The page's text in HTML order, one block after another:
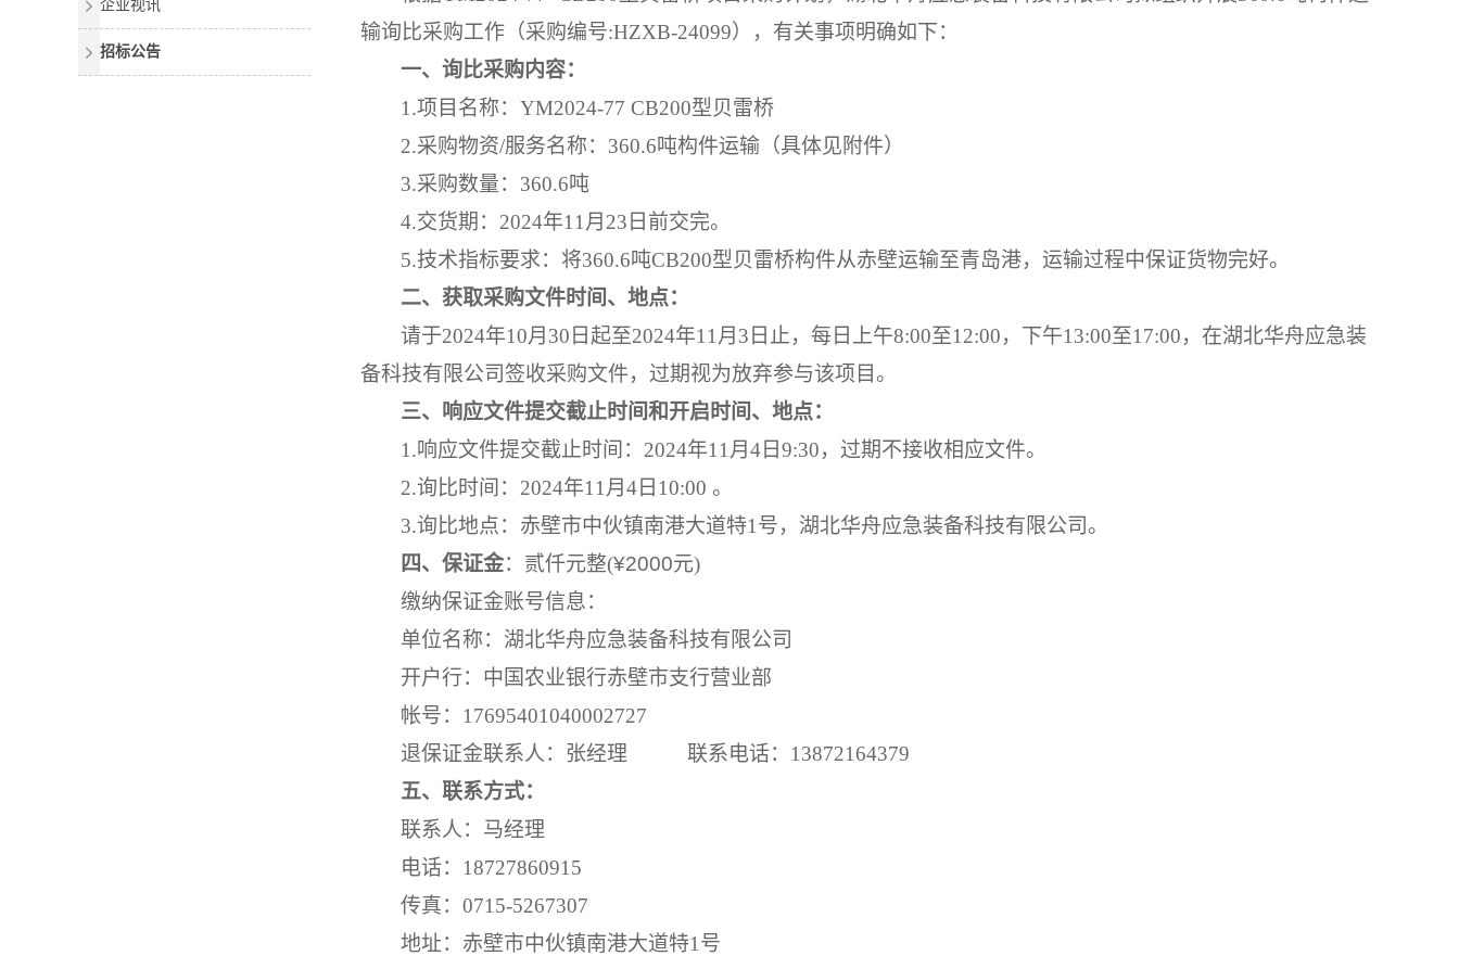
企业视讯
招标公告
输询比采购工作（采购编号:HZXB-24099），有关事项明确如下：
一、询比采购内容：
1.项目名称：YM2024-77 CB200型贝雷桥
2.采购物资/服务名称： 360.6吨构件运输（具体见附件）
3.采购数量： 360.6吨
4.交货期： 2024年11 月 23 日前交完。
5.技术指标要求： 将360.6吨CB200型贝雷桥构件从赤壁运输至青岛港，运输过程中保证货物完好。
二、获取采购文件时间、地点：
请于2024年10月 30 日起至2024年11 月 3 日止，每日上午8:00至12:00，下午13:00至17:00，在湖北华舟应急装
备科技有限公司签收采购文件，过期视为放弃参与该项目。
三、响应文件提交截止时间和开启时间、地点：
1.响应文件提交截止时间： 2024年11月4日9:30，过期不接收相应文件。
2.询比时间： 2024年11月4日10:00 。
3.询比地点： 赤壁市中伙镇南港大道特1 号， 湖北华舟应急装备科技有限公司。
四、保证金：贰仟元整(¥2000元)
缴纳保证金账号信息：
单位名称：湖北华舟应急装备科技有限公司
开户行：中国农业银行赤壁市支行营业部
帐号： 17695401040002727
退保证金联系人： 张经理 联系电话： 13872164379
五、联系方式：
联系人：马经理
电话： 18727860915
传真： 0715-5267307
地址：赤壁市中伙镇南港大道特1 号